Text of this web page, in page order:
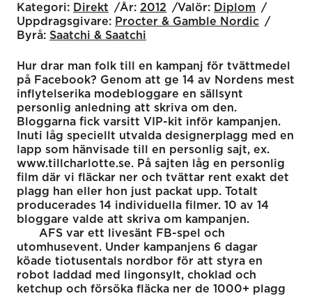
Kategori: Direkt År: 2012 Valör: Diplom
Uppdragsgivare: Procter & Gamble Nordic
Byrå: Saatchi & Saatchi
Hur drar man folk till en kampanj för tvättmedel
på Facebook? Genom att ge 14 av Nordens mest
inflytelserika modebloggare en sällsynt
personlig anledning att skriva om den.
Bloggarna fick varsitt VIP-kit inför kampanjen.
Inuti låg speciellt utvalda designerplagg med en
lapp som hänvisade till en personlig sajt, ex.
www.tillcharlotte.se. På sajten låg en personlig
film där vi fläckar ner och tvättar rent exakt det
plagg han eller hon just packat upp. Totalt
producerades 14 individuella filmer. 10 av 14
bloggare valde att skriva om kampanjen.
AFS var ett livesänt FB-spel och
utomhusevent. Under kampanjens 6 dagar
köade tiotusentals nordbor för att styra en
robot laddad med lingonsylt, choklad och
ketchup och försöka fläcka ner de 1000+ plagg